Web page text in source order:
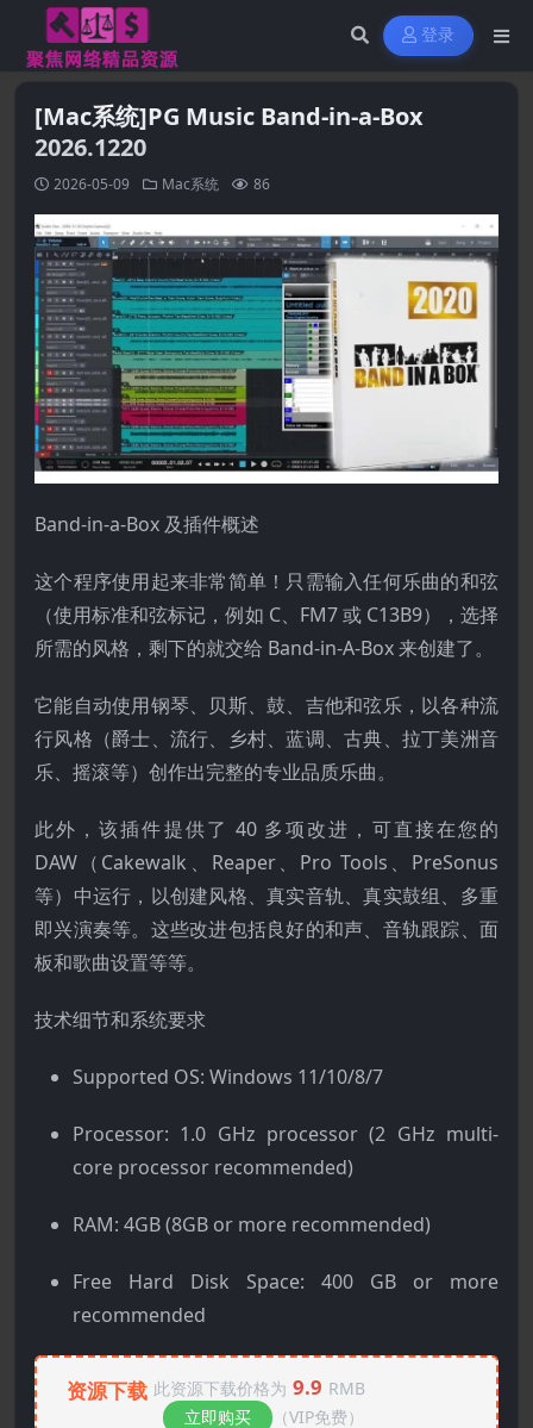
登录
[Mac系统]PG Music Band-in-a-Box
2026.1220
2026-05-09 Mac系统 86
Band-in-a-Box 及插件概述
这个程序使用起来非常简单！只需输入任何乐曲的和弦
（使用标准和弦标记，例如 C、FM7 或 C13B9），选择
所需的风格，剩下的就交给 Band-in-A-Box 来创建了。
它能自动使用钢琴、贝斯、鼓、吉他和弦乐，以各种流
行风格（爵士、流行、乡村、蓝调、古典、拉丁美洲音
乐、摇滚等）创作出完整的专业品质乐曲。
此外，该插件提供了 40 多项改进，可直接在您的
DAW（Cakewalk、Reaper、Pro Tools、PreSonus
等）中运行，以创建风格、真实音轨、真实鼓组、多重
即兴演奏等。这些改进包括良好的和声、音轨跟踪、面
板和歌曲设置等等。
技术细节和系统要求
Supported OS: Windows 11/10/8/7
Processor: 1.0 GHz processor (2 GHz multi-
core processor recommended)
RAM: 4GB (8GB or more recommended)
Free Hard Disk Space: 400 GB or more
recommended
资源下载 此资源下载价格为 9.9 RMB
立即购买
（VIP免费）